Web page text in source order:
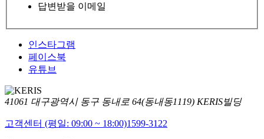
답변받을 이메일
인스타그램
페이스북
유튜브
41061 대구광역시 동구 동내로 64(동내동1119) KERIS빌딩
고객센터 (평일: 09:00 ~ 18:00)1599-3122